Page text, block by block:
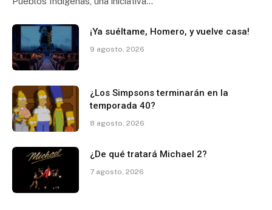
¡Ya suéltame, Homero, y vuelve casa!
9 agosto, 2026
¿Los Simpsons terminarán en la
temporada 40?
8 agosto, 2026
¿De qué tratará Michael 2?
7 agosto, 2026